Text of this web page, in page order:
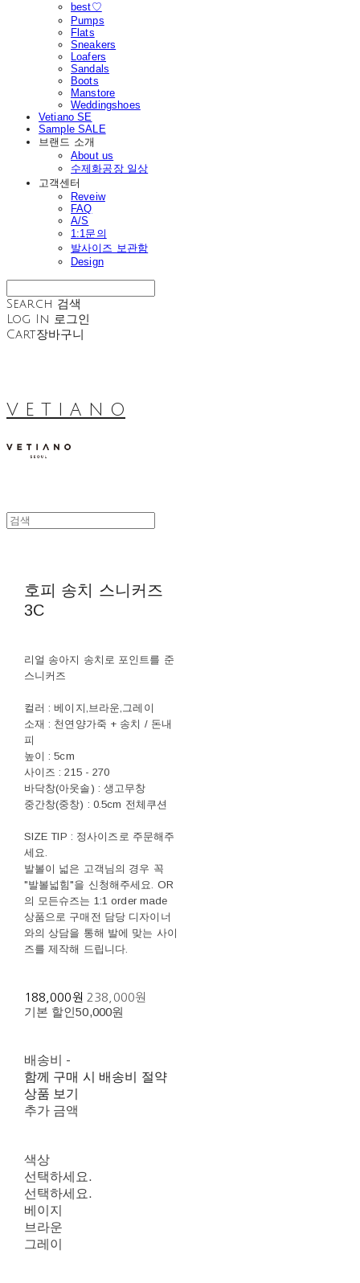
best♡
Pumps
Flats
Sneakers
Loafers
Sandals
Boots
Manstore
Weddingshoes
Vetiano SE
Sample SALE
브랜드 소개
About us
수제화공장 일상
고객센터
Reveiw
FAQ
A/S
1:1문의
발사이즈 보관함
Design
Search 검색
Log In 로그인
Cart장바구니
V E T I A N O
호피 송치 스니커즈
3C
리얼 송아지 송치로 포인트를 준
스니커즈
컬러 : 베이지,브라운,그레이
소재 : 천연양가죽 + 송치 / 돈내
피
높이 : 5cm
사이즈 : 215 - 270
바닥창(아웃솔) : 생고무창
중간창(중창) : 0.5cm 전체쿠션
SIZE TIP : 정사이즈로 주문해주
세요.
발볼이 넓은 고객님의 경우 꼭
"발볼넓힘"을 신청해주세요. OR
의 모든슈즈는 1:1 order made
상품으로 구매전 담당 디자이너
와의 상담을 통해 발에 맞는 사이
즈를 제작해 드립니다.
188,000원 238,000원
기본 할인50,000원
배송비 -
함께 구매 시 배송비 절약
상품 보기
추가 금액
색상
선택하세요.
선택하세요.
베이지
브라운
그레이